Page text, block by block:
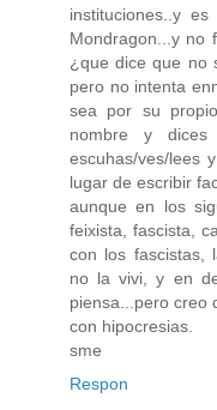
instituciones..y
Mondragon...y no
¿que dice que no
pero no intenta
sea por su
nombre y
escuhas/ves/lees
lugar de escribir
aunque en los
feixista, fascista,
con los fascistas,
no la vivi, y en
piensa...pero creo
con hipocresias.
sme
Respon